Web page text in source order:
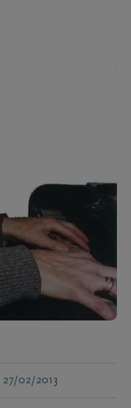
27/02/2013